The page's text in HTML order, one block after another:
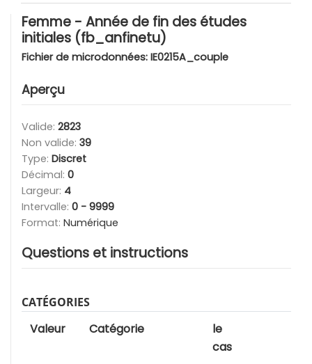
Femme - Année de fin des études
initiales (fb_anfinetu)
Fichier de microdonnées: IE0215A_couple
Aperçu
Valide: 2823
Non valide: 39
Type: Discret
Décimal: 0
Largeur: 4
Intervalle: 0 - 9999
Format: Numérique
Questions et instructions
CATÉGORIES
Valeur Catégorie
le
cas